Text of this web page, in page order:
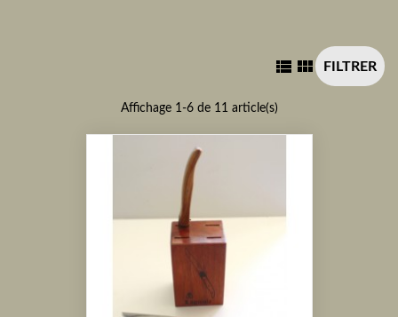
  FILTRER
Affichage 1-6 de 11 article(s)